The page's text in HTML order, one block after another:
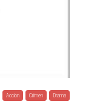
Accion Crimen Drama